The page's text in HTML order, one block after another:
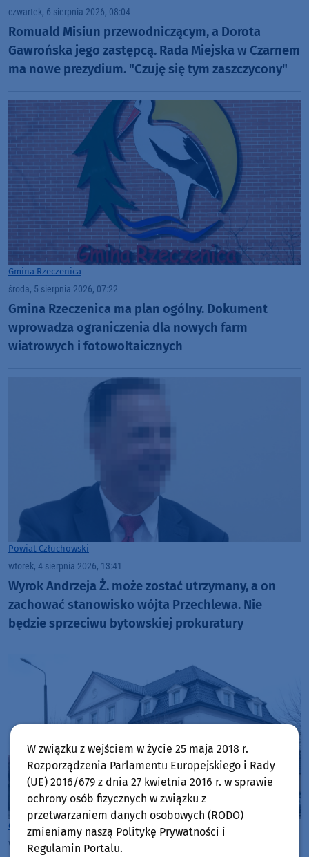
czwartek, 6 sierpnia 2026, 08:04
Romuald Misiun przewodniczącym, a Dorota
Gawrońska jego zastępcą. Rada Miejska w Czarnem
ma nowe prezydium. "Czuję się tym zaszczycony"
Gmina Rzeczenica
środa, 5 sierpnia 2026, 07:22
Gmina Rzeczenica ma plan ogólny. Dokument
wprowadza ograniczenia dla nowych farm
wiatrowych i fotowoltaicznych
Powiat Człuchowski
wtorek, 4 sierpnia 2026, 13:41
Wyrok Andrzeja Ż. może zostać utrzymany, a on
zachować stanowisko wójta Przechlewa. Nie
będzie sprzeciwu bytowskiej prokuratury
Gmina Czarne
wtorek, 4 sierpnia 2026, 10:06
W związku z wejściem w życie 25 maja 2018 r.
Rozporządzenia Parlamentu Europejskiego i Rady
(UE) 2016/679 z dnia 27 kwietnia 2016 r. w sprawie
ochrony osób fizycznych w związku z
przetwarzaniem danych osobowych (RODO)
zmieniamy naszą Politykę Prywatności i
Regulamin Portalu.